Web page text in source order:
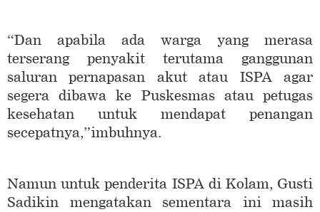
“Dan apabila ada warga yang merasa
terserang penyakit terutama ganggunan
saluran pernapasan akut atau ISPA agar
segera dibawa ke Puskesmas atau petugas
kesehatan untuk mendapat penangan
secepatnya,”imbuhnya.
Namun untuk penderita ISPA di Kolam, Gusti
Sadikin mengatakan sementara ini masih